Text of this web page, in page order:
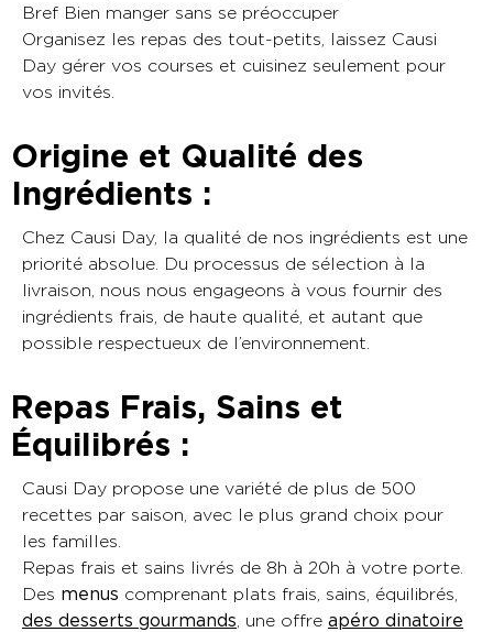
Bref Bien manger sans se préoccuper
Organisez les repas des tout-petits, laissez Causi
Day gérer vos courses et cuisinez seulement pour
vos invités.
Origine et Qualité des
Ingrédients :
Chez Causi Day, la qualité de nos ingrédients est une
priorité absolue. Du processus de sélection à la
livraison, nous nous engageons à vous fournir des
ingrédients frais, de haute qualité, et autant que
possible respectueux de l’environnement.
Repas Frais, Sains et
Équilibrés :
Causi Day propose une variété de plus de 500
recettes par saison, avec le plus grand choix pour
les familles.
Repas frais et sains livrés de 8h à 20h à votre porte.
Des menus comprenant plats frais, sains, équilibrés,
des desserts gourmands, une offre apéro dinatoire